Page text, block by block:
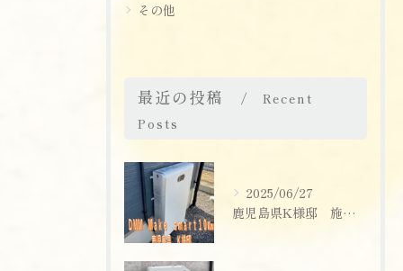
その他
最近の投稿
Recent
Posts
2025/06/27
鹿児島県K様邸 施工実績